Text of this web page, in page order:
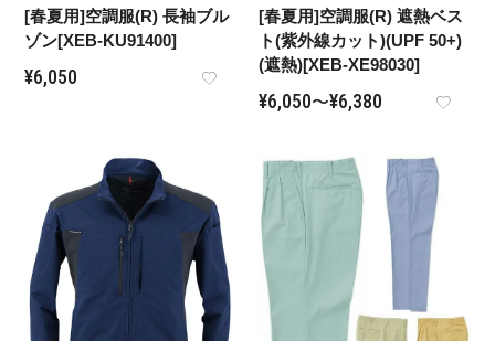
[春夏用]空調服(R) 長袖ブル
ゾン[XEB-KU91400]
¥6,050
[春夏用]空調服(R) 遮熱ベス
ト(紫外線カット)(UPF 50+)
(遮熱)[XEB-XE98030]
¥6,050〜¥6,380